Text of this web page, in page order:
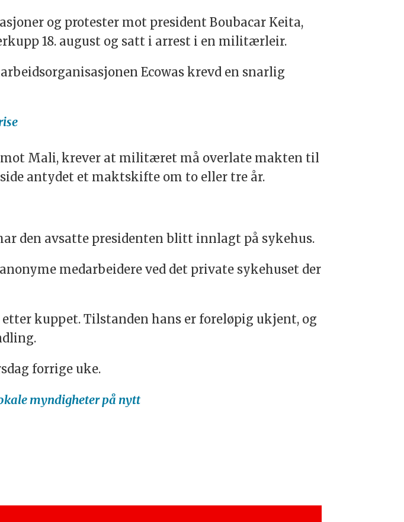
og protester mot president Boubacar Keita,
18. august og satt i arrest i en militærleir.
Ecowas krevd en snarlig
Mali, krever at militæret må overlate makten til
antydet et maktskifte om to eller tre år.
den avsatte presidenten blitt innlagt på sykehus.
medarbeidere ved det private sykehuset der
kuppet. Tilstanden hans er foreløpig ukjent, og
forrige uke.
myndigheter på nytt